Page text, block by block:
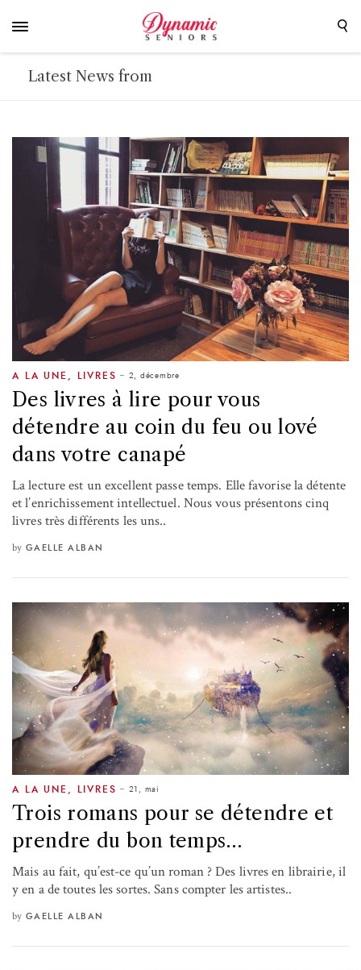
Latest News from
A LA UNE LIVRES 2, décembre
Des livres à lire pour vous
détendre au coin du feu ou lové
dans votre canapé
La lecture est un excellent passe temps. Elle favorise la détente
et l’enrichissement intellectuel. Nous vous présentons cinq
livres très différents les uns..
by GAELLE ALBAN
A LA UNE LIVRES 21, mai
Trois romans pour se détendre et
prendre du bon temps…
Mais au fait, qu’est-ce qu’un roman ? Des livres en librairie, il
y en a de toutes les sortes. Sans compter les artistes..
by GAELLE ALBAN